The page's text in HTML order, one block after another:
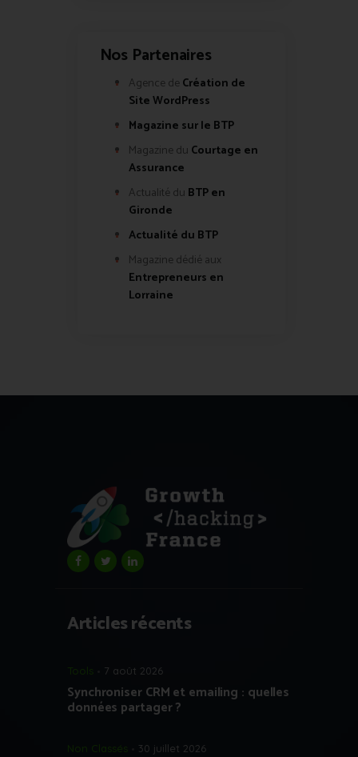
Nos Partenaires
Agence de Création de
Site WordPress
Magazine sur le BTP
Magazine du Courtage en
Assurance
Actualité du BTP en
Gironde
Actualité du BTP
Magazine dédié aux
Entrepreneurs en
Lorraine
Articles récents
Tools 7 août 2026
Synchroniser CRM et emailing : quelles
données partager ?
Non Classés 30 juillet 2026